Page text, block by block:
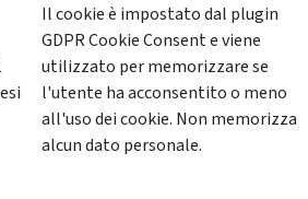
Il cookie è impostato dal plugin
GDPR Cookie Consent e viene
utilizzato per memorizzare se
l'utente ha acconsentito o meno
all'uso dei cookie. Non memorizza
alcun dato personale.